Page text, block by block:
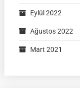
Eylül 2022
Ağustos 2022
Mart 2021